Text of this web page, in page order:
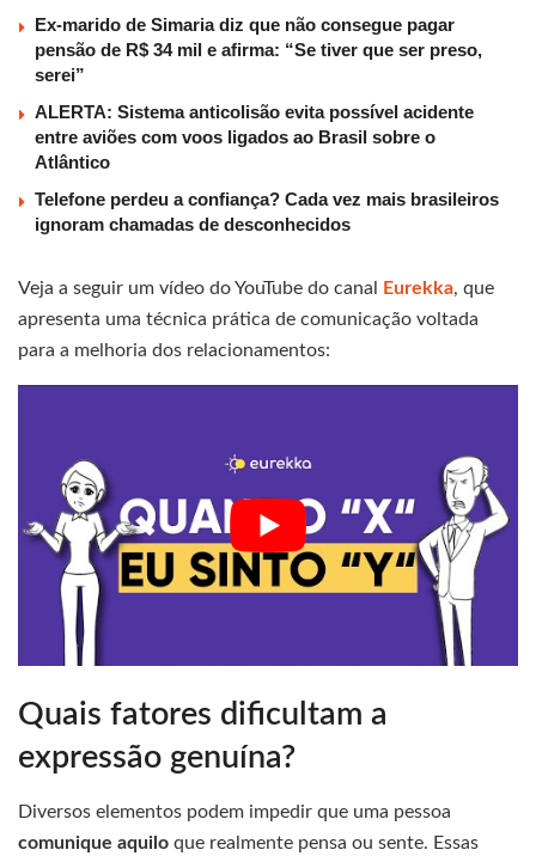
Ex-marido de Simaria diz que não consegue pagar
pensão de R$ 34 mil e afirma: “Se tiver que ser preso,
serei”
ALERTA: Sistema anticolisão evita possível acidente
entre aviões com voos ligados ao Brasil sobre o
Atlântico
Telefone perdeu a confiança? Cada vez mais brasileiros
ignoram chamadas de desconhecidos
Veja a seguir um vídeo do YouTube do canal Eurekka, que
apresenta uma técnica prática de comunicação voltada
para a melhoria dos relacionamentos:
Quais fatores dificultam a
expressão genuína?
Diversos elementos podem impedir que uma pessoa
comunique aquilo que realmente pensa ou sente. Essas